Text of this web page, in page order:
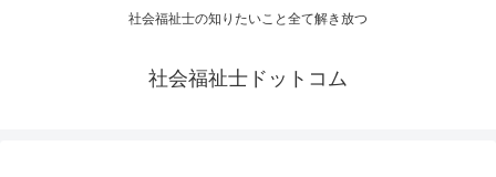
社会福祉士の知りたいこと全て解き放つ
社会福祉士ドットコム